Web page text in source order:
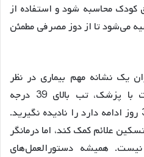
محاسبه شود و استفاده از
می‌شود تا از دوز مصرفی مطمئن
یک نشانه مهم بیماری در نظر
بگیرید و هرگز بدون مشورت با پزشک، تب بالای 39 درجه
سانتی‌گراد یا تبی که بیش از 3 روز ادامه دارد را نادیده نگیرید.
علائم کمک کند، اما درمانگر
نیست. همیشه دستورالعمل‌های